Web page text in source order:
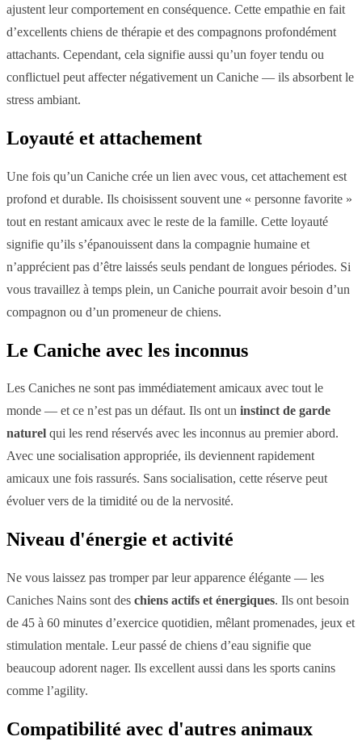
ajustent leur comportement en conséquence. Cette empathie en fait
d’excellents chiens de thérapie et des compagnons profondément
attachants. Cependant, cela signifie aussi qu’un foyer tendu ou
conflictuel peut affecter négativement un Caniche — ils absorbent le
stress ambiant.
Loyauté et attachement
Une fois qu’un Caniche crée un lien avec vous, cet attachement est
profond et durable. Ils choisissent souvent une « personne favorite »
tout en restant amicaux avec le reste de la famille. Cette loyauté
signifie qu’ils s’épanouissent dans la compagnie humaine et
n’apprécient pas d’être laissés seuls pendant de longues périodes. Si
vous travaillez à temps plein, un Caniche pourrait avoir besoin d’un
compagnon ou d’un promeneur de chiens.
Le Caniche avec les inconnus
Les Caniches ne sont pas immédiatement amicaux avec tout le
monde — et ce n’est pas un défaut. Ils ont un instinct de garde
naturel qui les rend réservés avec les inconnus au premier abord.
Avec une socialisation appropriée, ils deviennent rapidement
amicaux une fois rassurés. Sans socialisation, cette réserve peut
évoluer vers de la timidité ou de la nervosité.
Niveau d'énergie et activité
Ne vous laissez pas tromper par leur apparence élégante — les
Caniches Nains sont des chiens actifs et énergiques. Ils ont besoin
de 45 à 60 minutes d’exercice quotidien, mêlant promenades, jeux et
stimulation mentale. Leur passé de chiens d’eau signifie que
beaucoup adorent nager. Ils excellent aussi dans les sports canins
comme l’agility.
Compatibilité avec d'autres animaux